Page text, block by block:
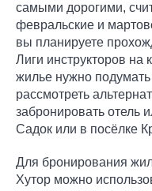
самыми дорогими,
февральские и
вы планируете
Лиги инструкторов на
жилье нужно
рассмотреть
забронировать отель
Садок или в посёлке
Для бронирования
Хутор можно